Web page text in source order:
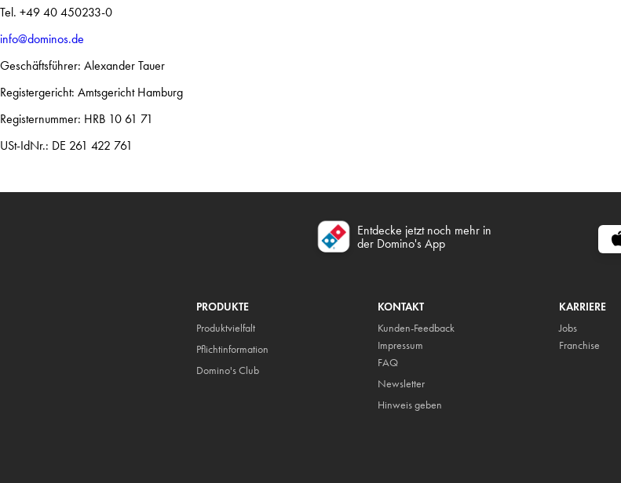
Tel. +49 40 450233-0
info@dominos.de
Geschäftsführer: Alexander Tauer
Registergericht: Amtsgericht Hamburg
Registernummer: HRB 10 61 71
USt-IdNr.: DE 261 422 761
Entdecke jetzt noch mehr in
der Domino's App
PRODUKTE
Produktvielfalt
Pflichtinformation
Domino's Club
KONTAKT
Kunden-Feedback
Impressum
FAQ
Newsletter
Hinweis geben
KARRIERE
Jobs
Franchise